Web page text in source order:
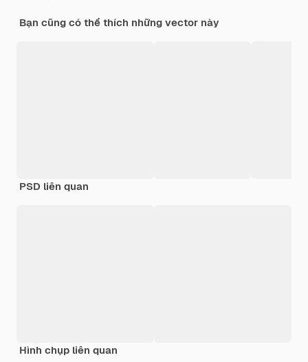
Bạn cũng có thể thích những vector này
PSD liên quan
Hình chụp liên quan